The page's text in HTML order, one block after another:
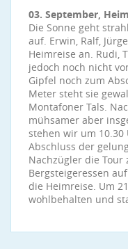
03. September,
Die Sonne geht
auf. Erwin, Ralf,
Heimreise an. Rudi,
jedoch noch nicht
Gipfel noch zum
Meter steht sie
Montafoner Tals.
mühsamer aber
stehen wir um
Abschluss der
Nachzügler die Tour
Bergsteigeressen
die Heimreise. Um
wohlbehalten und